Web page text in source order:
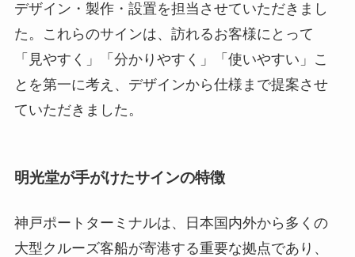
デザイン・製作・設置を担当させていただきまし
た。これらのサインは、訪れるお客様にとって
「見やすく」「分かりやすく」「使いやすい」こ
とを第一に考え、デザインから仕様まで提案させ
ていただきました。
明光堂が手がけたサインの特徴
神戸ポートターミナルは、日本国内外から多くの
大型クルーズ客船が寄港する重要な拠点であり、